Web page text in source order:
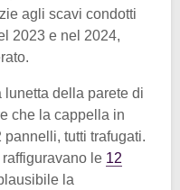
agli scavi condotti
2023 e nel 2024,
lunetta della parete di
che la cappella in
tutti trafugati.
le 12
la